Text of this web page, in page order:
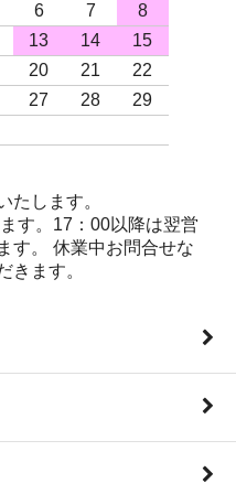
6 7
8
13 14
15
20 21
22
27 28
29
たします。
す。17：00以降は翌営
す。 休業中お問合せな
きます。